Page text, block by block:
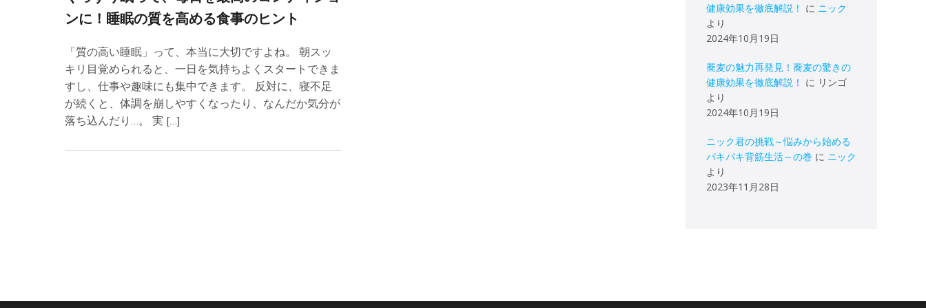
ンに！睡眠の質を高める食事のヒント
「質の高い睡眠」って、本当に大切ですよね。 朝スッ
キリ目覚められると、一日を気持ちよくスタートできま
すし、仕事や趣味にも集中できます。 反対に、寝不足
が続くと、体調を崩しやすくなったり、なんだか気分が
落ち込んだり…。 実 […]
健康効果を徹底解説！ に ニック
より
2024年10月19日
蕎麦の魅力再発見！蕎麦の驚きの
健康効果を徹底解説！ に リンゴ
より
2024年10月19日
ニック君の挑戦～悩みから始める
バキバキ背筋生活～の巻 に ニック
より
2023年11月28日